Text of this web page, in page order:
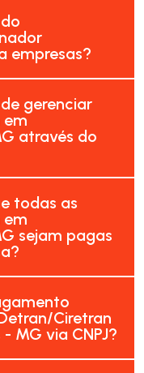
empresas?
gerenciar
em
através do
todas as
sejam pagas
Ciretran
MG via CNPJ?